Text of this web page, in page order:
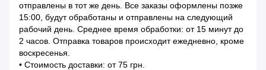
отправлены в тот же день. Все заказы оформлены позже
15:00, будут обработаны и отправлены на следующий
рабочий день. Среднее время обработки: от 15 минут до
2 часов. Отправка товаров происходит ежедневно, кроме
воскресенья.
• Стоимость доставки: от 75 грн.